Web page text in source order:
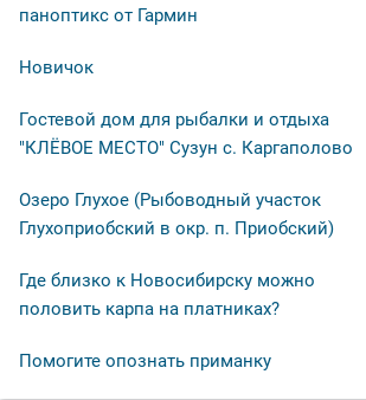
паноптикс от Гармин
Новичок
Гостевой дом для рыбалки и отдыха
"КЛЁВОЕ МЕСТО" Сузун с. Каргаполово
Озеро Глухое (Рыбоводный участок
Глухоприобский в окр. п. Приобский)
Где близко к Новосибирску можно
половить карпа на платниках?
Помогите опознать приманку